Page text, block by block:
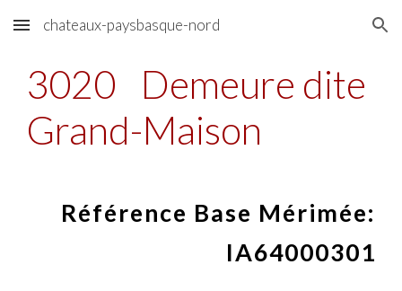
Skip to main content Skip to navigation
chateaux-paysbasque-nord
3020
Demeure dite
Grand-Maison
Référence Base Mérimée:
IA64000301